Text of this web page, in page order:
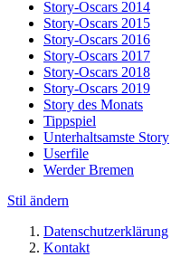
Story-Oscars 2014
Story-Oscars 2015
Story-Oscars 2016
Story-Oscars 2017
Story-Oscars 2018
Story-Oscars 2019
Story des Monats
Tippspiel
Unterhaltsamste Story
Userfile
Werder Bremen
Stil ändern
Datenschutzerklärung
Kontakt